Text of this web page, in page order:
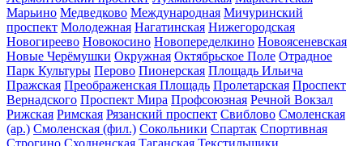
Марьино Медведково Международная Мичуринский
проспект Молодежная Нагатинская Нижегородская
Новогиреево Новокосино Новопеределкино Новоясеневская
Новые Черёмушки Окружная Октябрьское Поле Отрадное
Парк Культуры Перово Пионерская Площадь Ильича
Пражская Преображенская Площадь Пролетарская Проспект
Вернадского Проспект Мира Профсоюзная Речной Вокзал
Рижская Римская Рязанский проспект Свиблово Смоленская
(ар.) Смоленская (фил.) Сокольники Спартак Спортивная
Строгино Сходненская Таганская Текстильщики